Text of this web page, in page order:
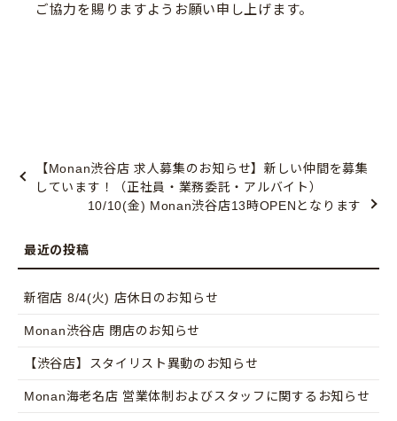
ご協力を賜りますようお願い申し上げます。
【Monan渋谷店 求人募集のお知らせ】新しい仲間を募集
しています！（正社員・業務委託・アルバイト）
10/10(金) Monan渋谷店13時OPENとなります
新宿店 8/4(火) 店休日のお知らせ
Monan渋谷店 閉店のお知らせ
【渋谷店】スタイリスト異動のお知らせ
Monan海老名店 営業体制およびスタッフに関するお知らせ